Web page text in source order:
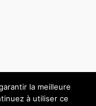
la meilleure
à utiliser ce